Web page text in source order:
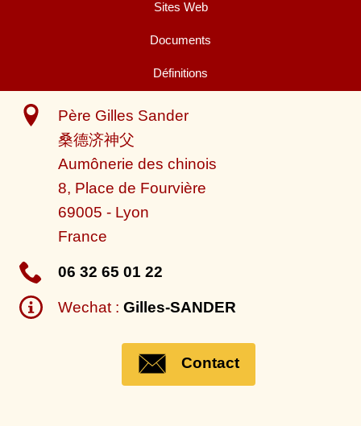
Sites Web
Documents
Définitions
Père Gilles Sander
桑德济神父
Aumônerie des chinois
8, Place de Fourvière
69005 - Lyon
France
06 32 65 01 22
Wechat :Gilles-SANDER
Contact